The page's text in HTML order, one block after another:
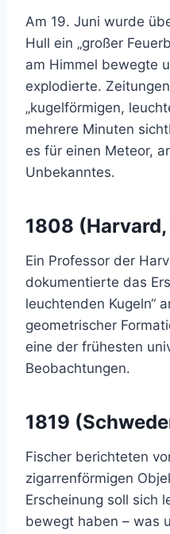
Am 19. Juni wurde
Hull ein „großer
am Himmel bewegte
explodierte.
„kugelförmigen,
mehrere Minuten
es für einen Meteor,
Unbekanntes.
1808 (Harvard,
Ein Professor der
dokumentierte das
leuchtenden Kugeln“
geometrischer
eine der frühesten
Beobachtungen.
1819
Fischer berichteten
zigarrenförmigen
Erscheinung soll sich
bewegt haben – was